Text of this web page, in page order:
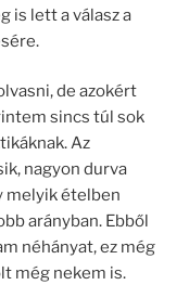
is lett a válasz a
de azokért
sincs túl sok
Az
nagyon durva
melyik ételben
arányban. Ebből
néhányat, ez még
még nekem is.